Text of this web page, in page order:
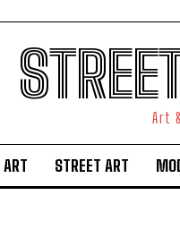
Art
ART STREET ART